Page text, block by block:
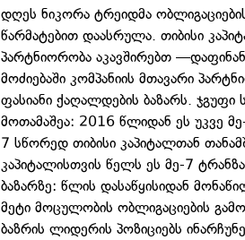
დღეს ნიკორა ტრეიდმა
წარმატებით დაასრულა. თიბისი
პარტნიორობა აკავშირებთ
მოძიებაში კომპანიის მთავარი
ფასიანი ქაღალდების ბაზარს. ჯგუფი
მოთამაშეა: 2016 წლიდან ეს უკვე
7 სწორედ თიბისი კაპიტალთან
კაპიტალისთვის წელს ეს მე-7
ბაზარზე: წლის დასაწყისიდან
მეტი მოცულობის ობლიგაციების
ბაზრის ლიდერის პოზიციებს